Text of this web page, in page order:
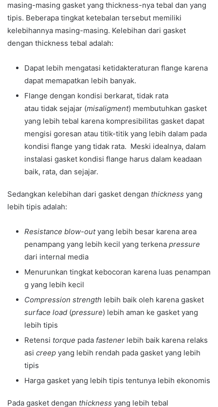
masing-masing gasket yang thickness-nya tebal dan yang
tipis. Beberapa tingkat ketebalan tersebut memiliki
kelebihannya masing-masing. Kelebihan dari gasket
dengan thickness tebal adalah:
Dapat lebih mengatasi ketidakteraturan flange karena
dapat memapatkan lebih banyak.
Flange dengan kondisi berkarat, tidak rata
atau tidak sejajar (misaligment) membutuhkan gasket
yang lebih tebal karena kompresibilitas gasket dapat
mengisi goresan atau titik-titik yang lebih dalam pada
kondisi flange yang tidak rata. Meski idealnya, dalam
instalasi gasket kondisi flange harus dalam keadaan
baik, rata, dan sejajar.
Sedangkan kelebihan dari gasket dengan thickness yang
lebih tipis adalah:
Resistance blow-outyang lebih besar karena area
penampang yang lebih kecil yang terkena pressure
dari internal media
Menurunkan tingkat kebocoran karena luas penampan
g yang lebih kecil
Compression strength lebih baik oleh karena gasket
surface load (pressure) lebih aman ke gasket yang
lebih tipis
Retensi torque pada fastener lebih baik karena relaks
asi creep yang lebih rendah pada gasket yang lebih
tipis
Harga gasket yang lebih tipis tentunya lebih ekonomis
Pada gasket dengan thickness yang lebih tebal